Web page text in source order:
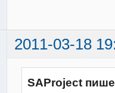
2011-03-18
SAProject